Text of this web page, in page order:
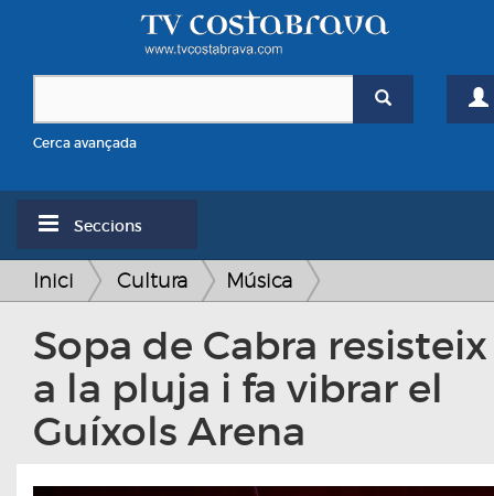
Cerca avançada
Seccions
Inici Cultura Música
Sopa de Cabra resisteix
a la pluja i fa vibrar el
Guíxols Arena